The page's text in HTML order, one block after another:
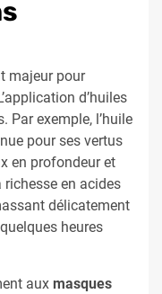
majeur pour
d’huiles
Par exemple, l’huile
pour ses vertus
en profondeur et
en acides
délicatement
heures
aux masques